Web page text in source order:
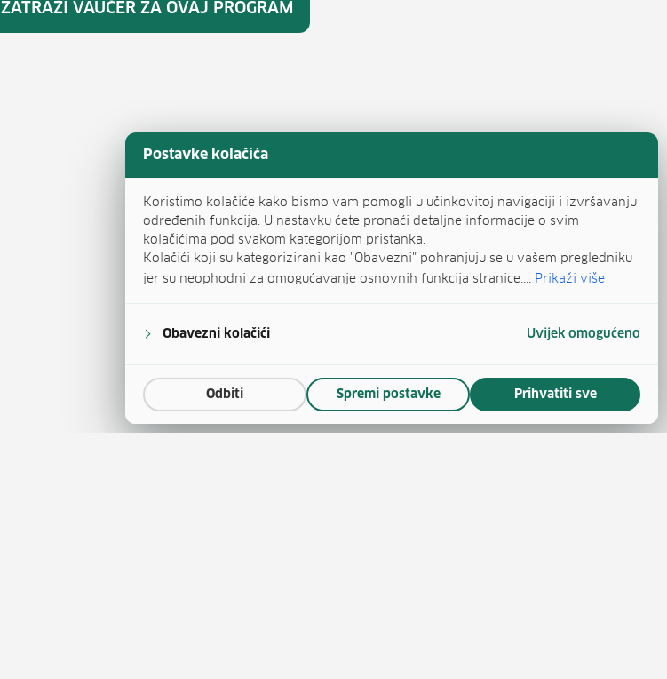
Postavke kolačića
Koristimo kolačiće kako bismo vam pomogli u učinkovitoj navigaciji i izvršavanju
određenih funkcija. U nastavku ćete pronaći detaljne informacije o svim
kolačićima pod svakom kategorijom pristanka.
Kolačići koji su kategorizirani kao "Obavezni" pohranjuju se u vašem pregledniku
jer su neophodni za omogućavanje osnovnih funkcija stranice.... Prikaži više
Obavezni kolačići Uvijek omogućeno
Odbiti Spremi postavke Prihvatiti sve
ZATRAŽI VAUČER ZA OVAJ PROGRAM